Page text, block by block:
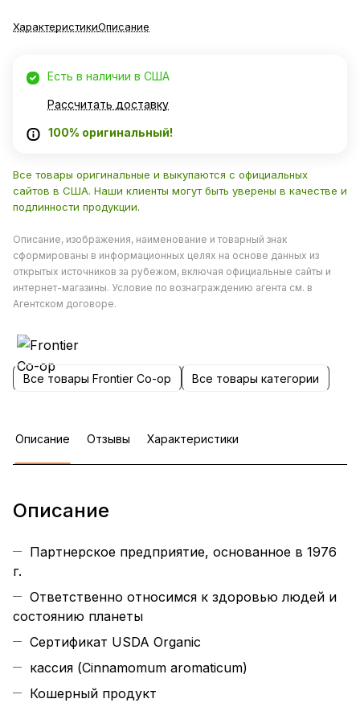
ХарактеристикиОписание
Есть в наличии в США
Рассчитать доставку
100% оригинальный!
Все товары оригинальные и выкупаются с официальных
сайтов в США. Наши клиенты могут быть уверены в качестве и
подлинности продукции.
Описание, изображения, наименование и товарный знак
сформированы в информационных целях на основе данных из
открытых источников за рубежом, включая официальные сайты и
интернет-магазины. Условие по вознаграждению агента см. в
Агентском договоре.
Все товары Frontier Co-op Все товары категории
Описание Отзывы Характеристики
Описание
Партнерское предприятие, основанное в 1976
г.
Ответственно относимся к здоровью людей и
состоянию планеты
Сертификат USDA Organic
кассия (Cinnamomum aromaticum)
Кошерный продукт